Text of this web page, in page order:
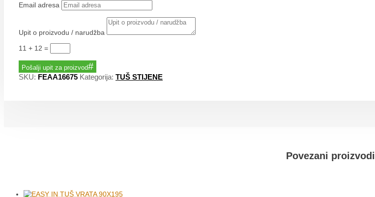
Email adresa
Upit o proizvodu / narudžba
11 + 12 =
Pošalji upit za proizvod
SKU: FEAA16675 Kategorija: TUŠ STIJENE
Povezani proizvodi